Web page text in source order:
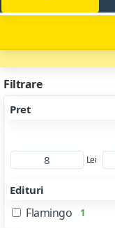
Filtrare
Pret
Lei
Edituri
Flamingo 1